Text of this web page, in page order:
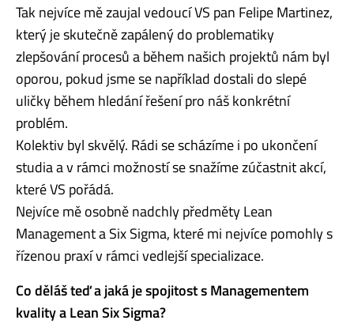
Tak nejvíce mě zaujal vedoucí VS pan Felipe Martinez,
který je skutečně zapálený do problematiky
zlepšování procesů a během našich projektů nám byl
oporou, pokud jsme se například dostali do slepé
uličky během hledání řešení pro náš konkrétní
problém.
Kolektiv byl skvělý. Rádi se scházíme i po ukončení
studia a v rámci možností se snažíme zúčastnit akcí,
které VS pořádá.
Nejvíce mě osobně nadchly předměty Lean
Management a Six Sigma, které mi nejvíce pomohly s
řízenou praxí v rámci vedlejší specializace.
Co děláš teď a jaká je spojitost s Managementem
kvality a Lean Six Sigma?